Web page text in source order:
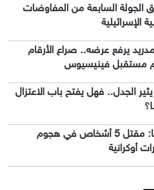
الجولة السابعة من المفاوضات
الإسرائيلية
يرفع عرضه.. صراع الأرقام
مستقبل فينيسيوس
يثير الجدل.. فهل يفتح باب الاعتزال
روسيا: مقتل 5 أشخاص في هجوم
أوكرانية